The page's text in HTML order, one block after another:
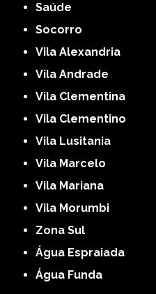
Saúde
Socorro
Vila Alexandria
Vila Andrade
Vila Clementina
Vila Clementino
Vila Lusitania
Vila Marcelo
Vila Mariana
Vila Morumbi
Zona Sul
Água Espraiada
Água Funda